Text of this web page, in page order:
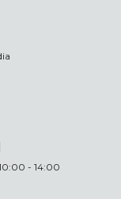
- 14:00